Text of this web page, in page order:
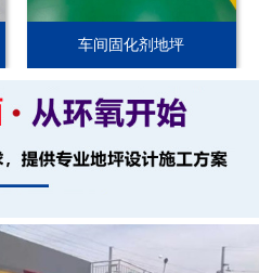
车间固化剂地坪